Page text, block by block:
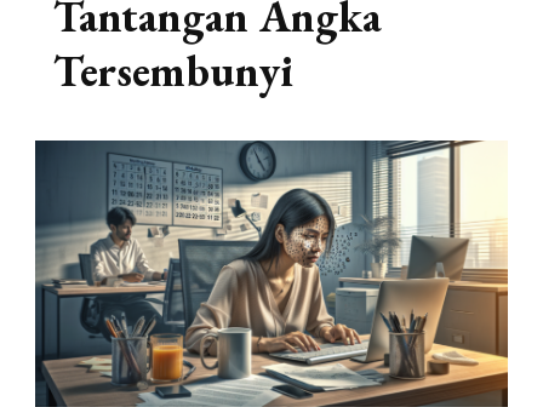
Tantangan Angka
Tersembunyi